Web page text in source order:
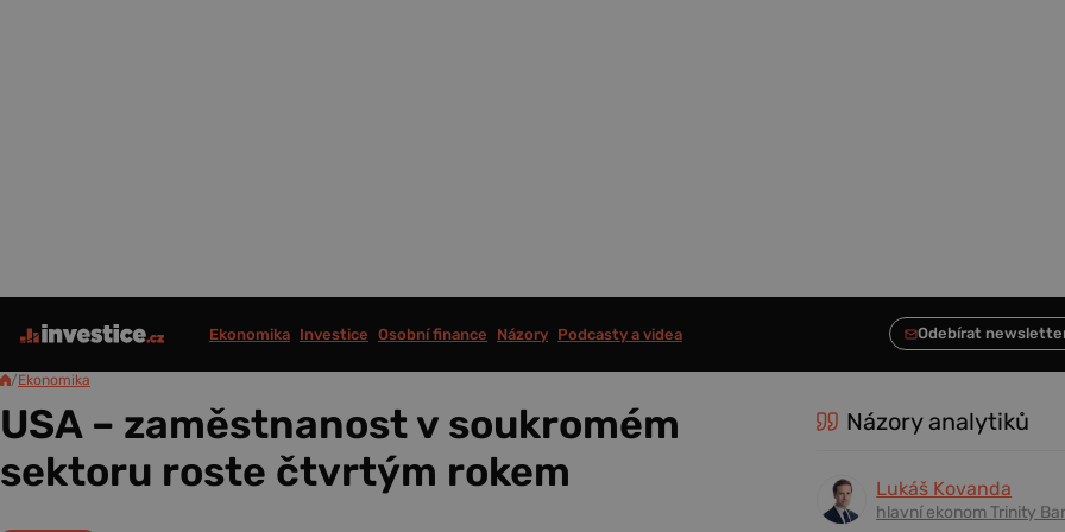
Ekonomika Investice Osobní finance Názory Podcasty a videa
/Ekonomika
USA – zaměstnanost v soukromém
sektoru roste čtvrtým rokem
Názory analytiků
Lukáš Kovanda
hlavní ekonom Trinity